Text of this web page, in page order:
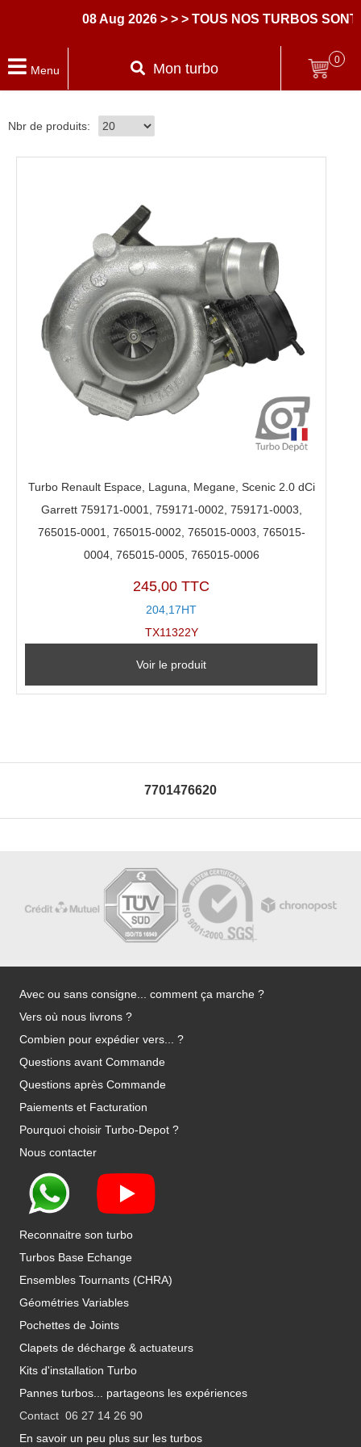
08 Aug 2026 > > > TOUS NOS TURBOS SONT
Menu Mon turbo
0
Nbr de produits:
Turbo Renault Espace, Laguna, Megane, Scenic 2.0 dCi
Garrett 759171-0001, 759171-0002, 759171-0003,
765015-0001, 765015-0002, 765015-0003, 765015-
0004, 765015-0005, 765015-0006
245,00 TTC
204,17HT
TX11322Y
Voir le produit
7701476620
Avec ou sans consigne... comment ça marche ?
Vers où nous livrons ?
Combien pour expédier vers... ?
Questions avant Commande
Questions après Commande
Paiements et Facturation
Pourquoi choisir Turbo-Depot ?
Nous contacter
Reconnaitre son turbo
Turbos Base Echange
Ensembles Tournants (CHRA)
Géométries Variables
Pochettes de Joints
Clapets de décharge & actuateurs
Kits d'installation Turbo
Pannes turbos... partageons les expériences
Contact 06 27 14 26 90
En savoir un peu plus sur les turbos